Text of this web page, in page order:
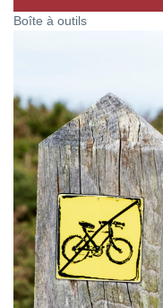
Boîte à outils